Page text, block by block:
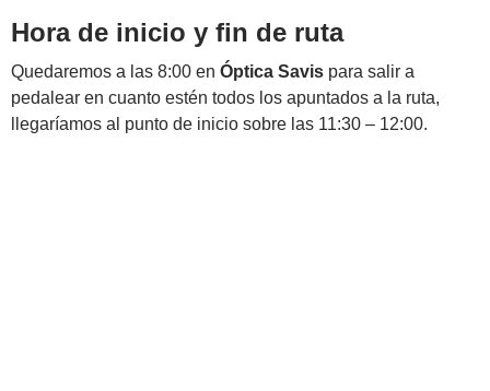
Hora de inicio y fin de ruta
Quedaremos a las 8:00 en Óptica Savis para salir a
pedalear en cuanto estén todos los apuntados a la ruta,
llegaríamos al punto de inicio sobre las 11:30 – 12:00.